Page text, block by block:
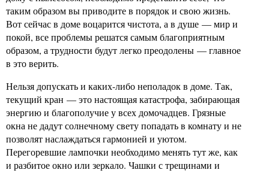
таким образом вы приводите в порядок и свою жизнь.
Вот сейчас в доме воцарится чистота, а в душе — мир и
покой, все проблемы решатся самым благоприятным
образом, а трудности будут легко преодолены — главное
в это верить.
Нельзя допускать и каких-либо неполадок в доме. Так,
текущий кран — это настоящая катастрофа, забирающая
энергию и благополучие у всех домочадцев. Грязные
окна не дадут солнечному свету попадать в комнату и не
позволят наслаждаться гармонией и уютом.
Перегоревшие лампочки необходимо менять тут же, как
и разбитое окно или зеркало. Чашки с трещинами и